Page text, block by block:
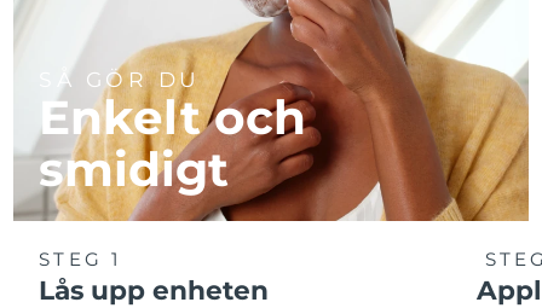
SÅ GÖR DU
Enkelt och
smidigt
STEG 1
Lås upp enheten